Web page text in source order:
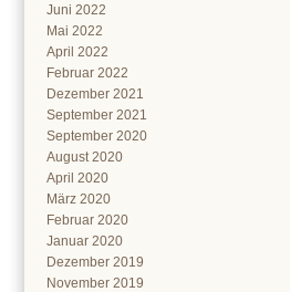
Juni 2022
Mai 2022
April 2022
Februar 2022
Dezember 2021
September 2021
September 2020
August 2020
April 2020
März 2020
Februar 2020
Januar 2020
Dezember 2019
November 2019